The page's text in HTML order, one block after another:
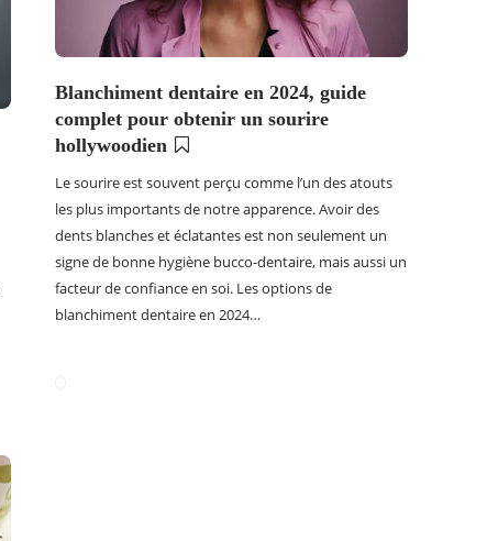
Blanchiment dentaire en 2024, guide
complet pour obtenir un sourire
hollywoodien
Le sourire est souvent perçu comme l’un des atouts
les plus importants de notre apparence. Avoir des
dents blanches et éclatantes est non seulement un
signe de bonne hygiène bucco-dentaire, mais aussi un
facteur de confiance en soi. Les options de
blanchiment dentaire en 2024…